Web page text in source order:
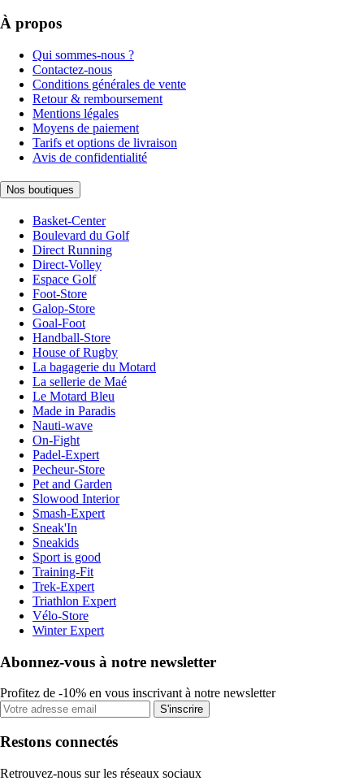
À propos
Qui sommes-nous ?
Contactez-nous
Conditions générales de vente
Retour & remboursement
Mentions légales
Moyens de paiement
Tarifs et options de livraison
Avis de confidentialité
Nos boutiques
Basket-Center
Boulevard du Golf
Direct Running
Direct-Volley
Espace Golf
Foot-Store
Galop-Store
Goal-Foot
Handball-Store
House of Rugby
La bagagerie du Motard
La sellerie de Maé
Le Motard Bleu
Made in Paradis
Nauti-wave
On-Fight
Padel-Expert
Pecheur-Store
Pet and Garden
Slowood Interior
Smash-Expert
Sneak'In
Sneakids
Sport is good
Training-Fit
Trek-Expert
Triathlon Expert
Vélo-Store
Winter Expert
Abonnez-vous à notre newsletter
Profitez de -10% en vous inscrivant à notre newsletter
S'inscrire
Restons connectés
Retrouvez-nous sur les réseaux sociaux